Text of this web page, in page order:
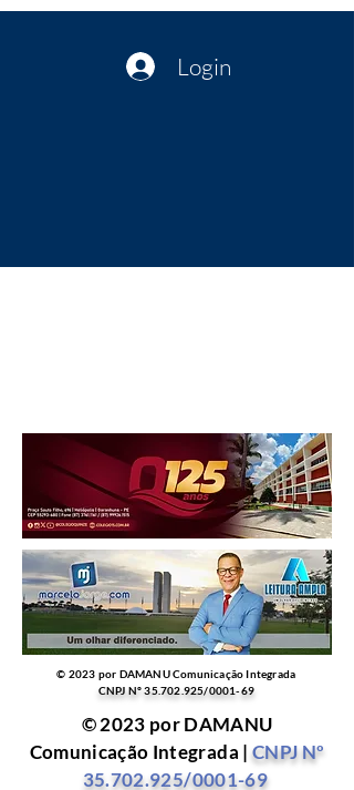
Login
© 2023 por DAMANU Comunicação Integrada
CNPJ Nº35.702.925/0001-69
© 2023 por DAMANU
Comunicação Integrada | CNPJ Nº
35.702.925/0001-69